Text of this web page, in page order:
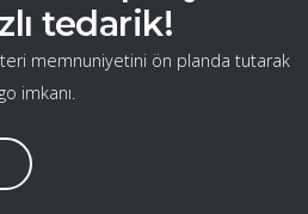
tedarik!
memnuniyetini ön planda tutarak
imkanı.